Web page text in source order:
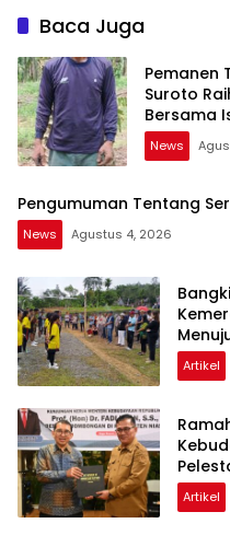
Baca Juga
Pemanen
Suroto
Bersama
News
Pengumuman Tentang
News Agustus 4, 2026
Artikel
UNESCO
Artikel